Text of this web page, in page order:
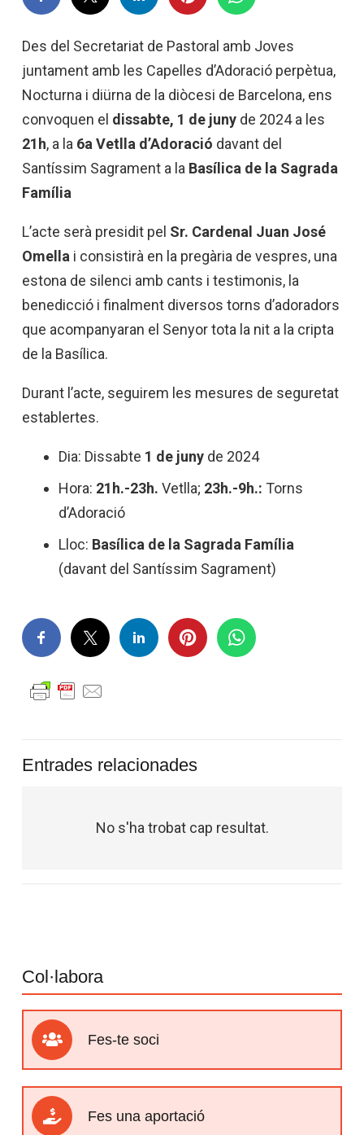
Des del Secretariat de Pastoral amb Joves
juntament amb les Capelles d’Adoració perpètua,
Nocturna i diürna de la diòcesi de Barcelona, ens
convoquen el dissabte, 1 de juny de 2024 a les
21h, a la 6a Vetlla d’Adoració davant del
Santíssim Sagrament a la Basílica de la Sagrada
Família
L’acte serà presidit pel Sr. Cardenal Juan José
Omella i consistirà en la pregària de vespres, una
estona de silenci amb cants i testimonis, la
benedicció i finalment diversos torns d’adoradors
que acompanyaran el Senyor tota la nit a la cripta
de la Basílica.
Durant l’acte, seguirem les mesures de seguretat
establertes.
Dia: Dissabte 1 de juny de 2024
Hora: 21h.-23h. Vetlla; 23h.-9h.: Torns
d’Adoració
Lloc: Basílica de la Sagrada Família
(davant del Santíssim Sagrament)
Entrades relacionades
No s'ha trobat cap resultat.
Col·labora
Fes-te soci
Fes una aportació